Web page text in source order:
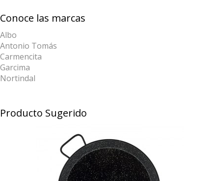
Conoce las marcas
Albo
Antonio Tomás
Carmencita
Garcima
Nortindal
Producto Sugerido